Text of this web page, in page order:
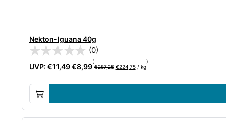
Nekton-Iguana 40g
(0)
UVP: €11,49 Ursprünglicher
Preis
€11,49
€8,99Aktueller
Preis
€8,99.
(
€287,25 €224,75/ kg
)